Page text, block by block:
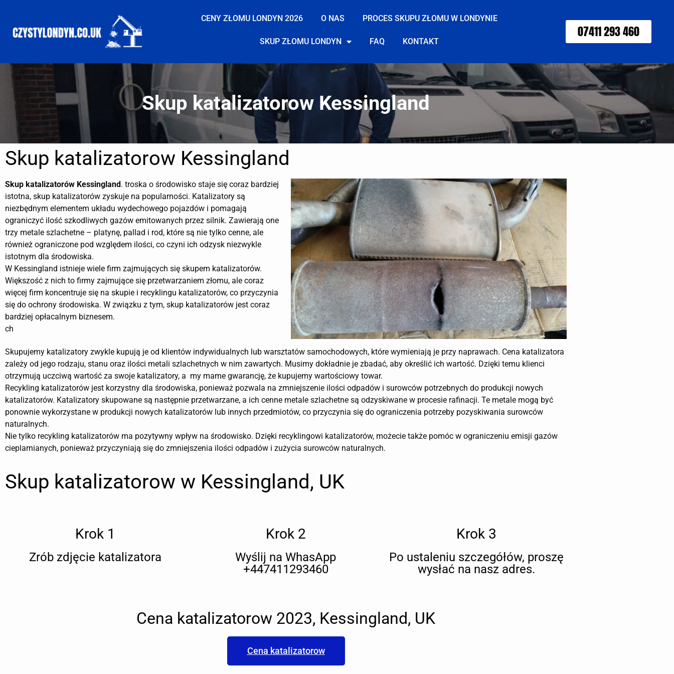
CENY ZŁOMU LONDYN 2026 O NAS PROCES SKUPU ZŁOMU W LONDYNIE
SKUP ZŁOMU LONDYN FAQ KONTAKT
07411 293 460
Skup katalizatorow Kessingland
Skup katalizatorow Kessingland
Skup katalizatorów Kessingland. troska o środowisko staje się coraz bardziej
istotna, skup katalizatorów zyskuje na popularności. Katalizatory są
niezbędnym elementem układu wydechowego pojazdów i pomagają
ograniczyć ilość szkodliwych gazów emitowanych przez silnik. Zawierają one
trzy metale szlachetne – platynę, pallad i rod, które są nie tylko cenne, ale
również ograniczone pod względem ilości, co czyni ich odzysk niezwykle
istotnym dla środowiska.
W Kessingland istnieje wiele firm zajmujących się skupem katalizatorów.
Większość z nich to firmy zajmujące się przetwarzaniem złomu, ale coraz
więcej firm koncentruje się na skupie i recyklingu katalizatorów, co przyczynia
się do ochrony środowiska. W związku z tym, skup katalizatorów jest coraz
bardziej opłacalnym biznesem.
ch
Skupujemy katalizatory zwykle kupują je od klientów indywidualnych lub warsztatów samochodowych, które wymieniają je przy naprawach. Cena katalizatora
zależy od jego rodzaju, stanu oraz ilości metali szlachetnych w nim zawartych. Musimy dokładnie je zbadać, aby określić ich wartość. Dzięki temu klienci
otrzymują uczciwą wartość za swoje katalizatory, a my mame gwarancję, że kupujemy wartościowy towar.
Recykling katalizatorów jest korzystny dla środowiska, ponieważ pozwala na zmniejszenie ilości odpadów i surowców potrzebnych do produkcji nowych
katalizatorów. Katalizatory skupowane są następnie przetwarzane, a ich cenne metale szlachetne są odzyskiwane w procesie rafinacji. Te metale mogą być
ponownie wykorzystane w produkcji nowych katalizatorów lub innych przedmiotów, co przyczynia się do ograniczenia potrzeby pozyskiwania surowców
naturalnych.
Nie tylko recykling katalizatorów ma pozytywny wpływ na środowisko. Dzięki recyklingowi katalizatorów, możecie także pomóc w ograniczeniu emisji gazów
cieplarnianych, ponieważ przyczyniają się do zmniejszenia ilości odpadów i zużycia surowców naturalnych.
Skup katalizatorow w Kessingland, UK
Krok 1
Zrób zdjęcie katalizatora
Krok 2
Wyślij na WhasApp
+447411293460
Krok 3
Po ustaleniu szczegółów, proszę
wysłać na nasz adres.
Cena katalizatorow 2023, Kessingland, UK
Cena katalizatorow